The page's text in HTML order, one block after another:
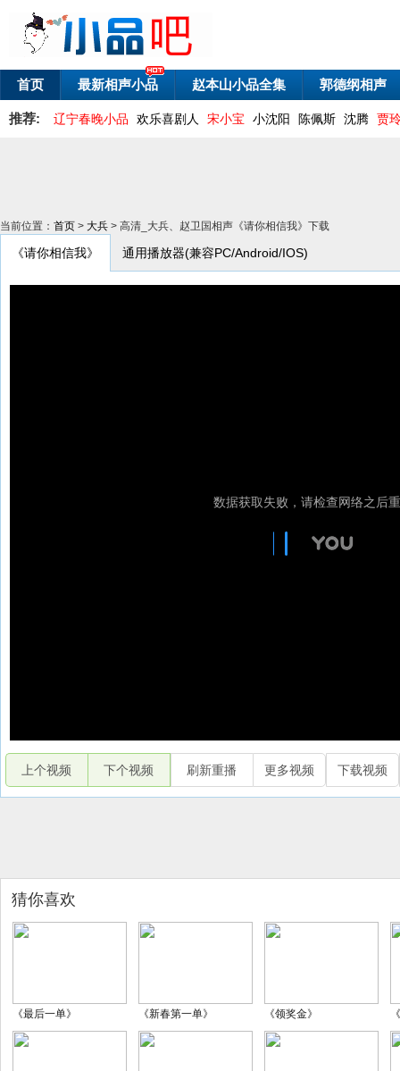
首页 最新相声小品 赵本山小品全集 郭德纲相声
推荐: 辽宁春晚小品 欢乐喜剧人 宋小宝 小沈阳 陈佩斯 沈腾 贾
当前位置： 首页 > 大兵 > 高清_大兵、赵卫国相声《请你相信我》下载
《请你相信我》 通用播放器(兼容PC/Android/IOS)
上个视频 下个视频 刷新重播 更多视频 下载视频
猜你喜欢
《最后一单》 《新春第一单》 《领奖金》